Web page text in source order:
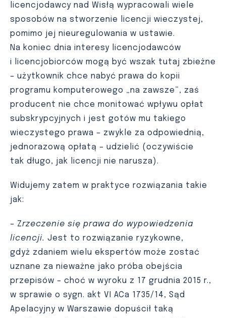
licencjodawcy nad Wisłą wypracowali wiele
sposobów na stworzenie licencji wieczystej,
pomimo jej nieuregulowania w ustawie.
Na koniec dnia interesy licencjodawców
i licencjobiorców mogą być wszak tutaj zbieżne
– użytkownik chce nabyć prawa do kopii
programu komputerowego „na zawsze”, zaś
producent nie chce monitować wpływu opłat
subskrypcyjnych i jest gotów mu takiego
wieczystego prawa – zwykle za odpowiednią,
jednorazową opłatą – udzielić (oczywiście
tak długo, jak licencji nie narusza).
Widujemy zatem w praktyce rozwiązania takie
jak:
– Zrzeczenie się prawa do wypowiedzenia
licencji. Jest to rozwiązanie ryzykowne,
gdyż zdaniem wielu ekspertów może zostać
uznane za nieważne jako próba obejścia
przepisów – choć w wyroku z 17 grudnia 2015 r.,
w sprawie o sygn. akt VI ACa 1735/14, Sąd
Apelacyjny w Warszawie dopuścił taką